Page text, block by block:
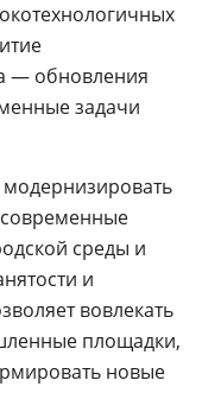
— обновления
задачи
среды и
и
вовлекать
площадки,
новые